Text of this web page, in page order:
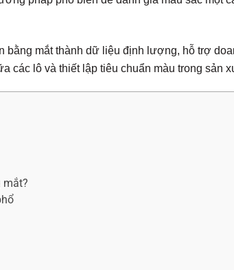
bằng mắt thành dữ liệu định lượng, hỗ trợ
các lô và thiết lập tiêu chuẩn màu trong sản
mắt?